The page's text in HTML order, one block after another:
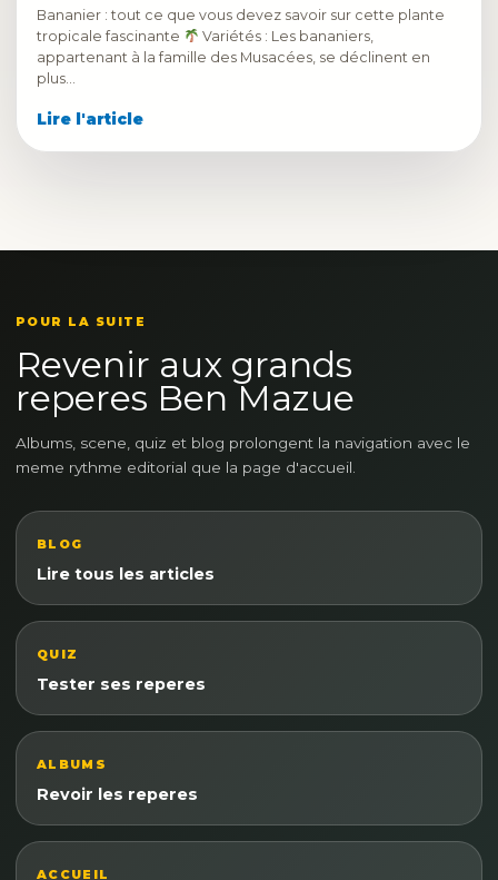
Bananier : tout ce que vous devez savoir sur cette plante
tropicale fascinante
Variétés : Les bananiers,
appartenant à la famille des Musacées, se déclinent en
plus…
Lire l'article
POUR LA SUITE
Revenir aux grands
reperes Ben Mazue
Albums, scene, quiz et blog prolongent la navigation avec le
meme rythme editorial que la page d'accueil.
BLOG
Lire tous les articles
QUIZ
Tester ses reperes
ALBUMS
Revoir les reperes
ACCUEIL